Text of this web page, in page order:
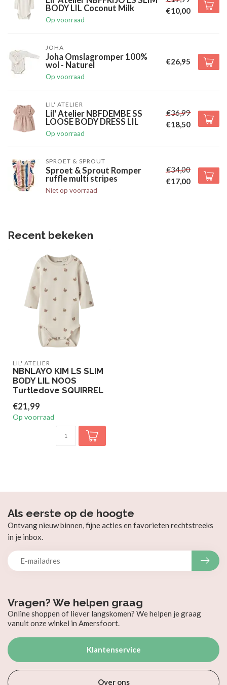
BODY LIL Coconut Milk
Op voorraad
€10,00
JOHA
Joha Omslagromper 100%
wol - Naturel
Op voorraad
€26,95
LIL' ATELIER
Lil' Atelier NBFDEMBE SS
LOOSE BODY DRESS LIL
Op voorraad
€36,99
€18,50
SPROET & SPROUT
Sproet & Sprout Romper
ruffle multi stripes
Niet op voorraad
€34,00
€17,00
Recent bekeken
LIL' ATELIER
NBNLAYO KIM LS SLIM
BODY LIL NOOS
Turtledove SQUIRREL
€21,99
Op voorraad
Vragen? We helpen graag
Online shoppen of liever langskomen? We helpen je graag
vanuit onze winkel in Amersfoort.
Klantenservice
Over ons
Als eerste op de hoogte
Ontvang nieuw binnen, fijne acties en favorieten rechtstreeks
in je inbox.